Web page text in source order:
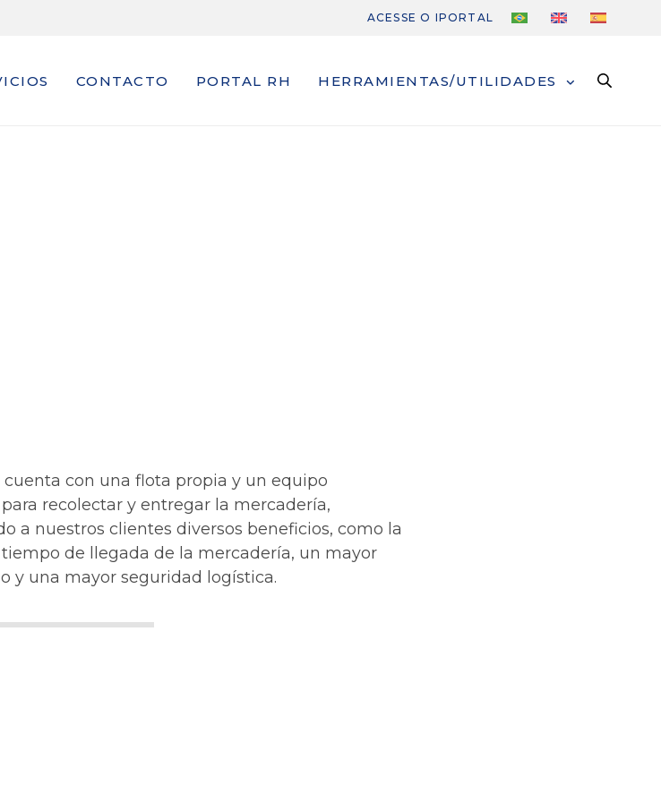
ACESSE O IPORTAL
CONTACTO PORTAL RH HERRAMIENTAS/UTILIDADES
cuenta con una flota propia y un equipo
recolectar y entregar la mercadería,
a nuestros clientes diversos beneficios, como la
de llegada de la mercadería, un mayor
y una mayor seguridad logística.